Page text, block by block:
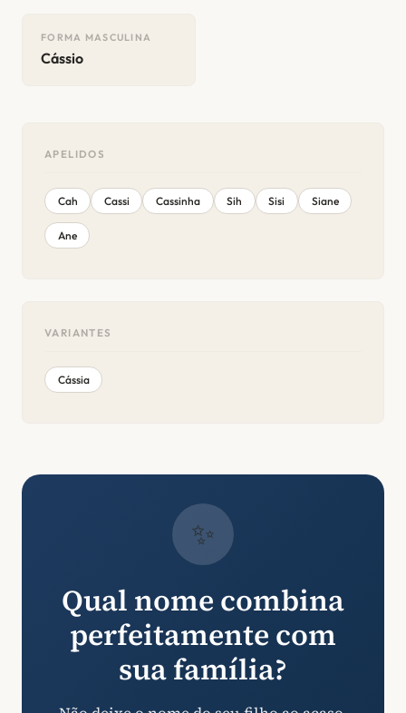
FORMA MASCULINA
Cássio
APELIDOS
Cah Cassi Cassinha Sih Sisi Siane
Ane
VARIANTES
Cássia
✨
Qual nome combina
perfeitamente com
sua família?